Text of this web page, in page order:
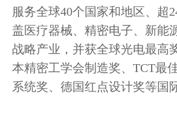
服务全球40个国家和地区、超
盖医疗器械、精密电子、新能
战略产业，并获全球光电最高
本精密工学会制造奖、TCT最
系统奖、德国红点设计奖等国